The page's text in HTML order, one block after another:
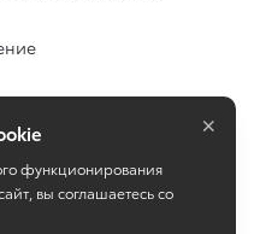
Ключ, ул. Революции, д. 4,
функционирования
вы соглашаетесь со
×